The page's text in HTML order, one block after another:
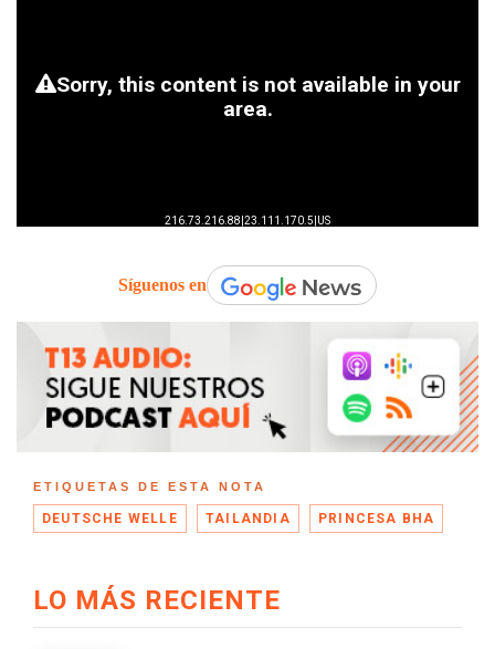
Síguenos en
ETIQUETAS DE ESTA NOTA
DEUTSCHE WELLE TAILANDIA PRINCESA BHA
LO MÁS RECIENTE